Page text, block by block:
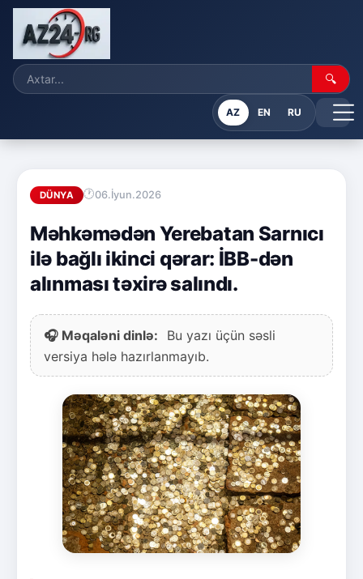
🔍
AZ EN RU
DÜNYA 06.İyun.2026
Məhkəmədən Yerebatan Sarnıcı
ilə bağlı ikinci qərar: İBB-dən
alınması təxirə salındı.
🎧 Məqaləni dinlə:
Bu yazı üçün səsli
versiya hələ hazırlanmayıb.